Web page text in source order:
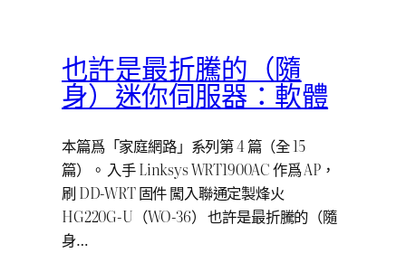
也許是最折騰的（隨
身）迷你伺服器：軟體
本篇爲「家庭網路」系列第 4 篇（全 15
篇）。 入手 Linksys WRT1900AC 作爲 AP，
刷 DD-WRT 固件 闖入聯通定製烽火
HG220G-U（WO-36） 也許是最折騰的（隨
身…